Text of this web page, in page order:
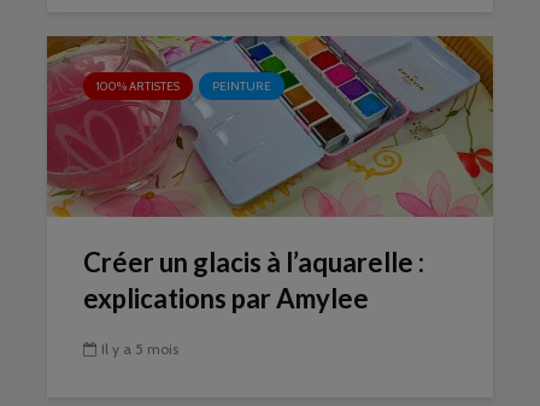
100% ARTISTES PEINTURE
Créer un glacis à l’aquarelle :
explications par Amylee
Il y a 5 mois